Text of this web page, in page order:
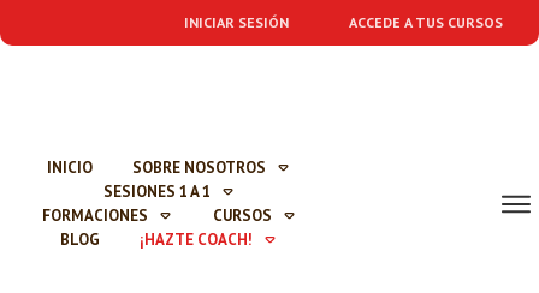
INICIAR SESIÓN ACCEDE A TUS CURSOS
INICIO
SOBRE NOSOTROS
SESIONES 1 A 1
FORMACIONES
CURSOS
BLOG
¡HAZTE COACH!